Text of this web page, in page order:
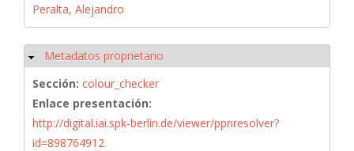
Peralta, Alejandro
Ocultar
Metadatos proprietario
Sección: colour_checker
Enlace presentación:
http://digital.iai.spk-berlin.de/viewer/ppnresolver?
id=898764912